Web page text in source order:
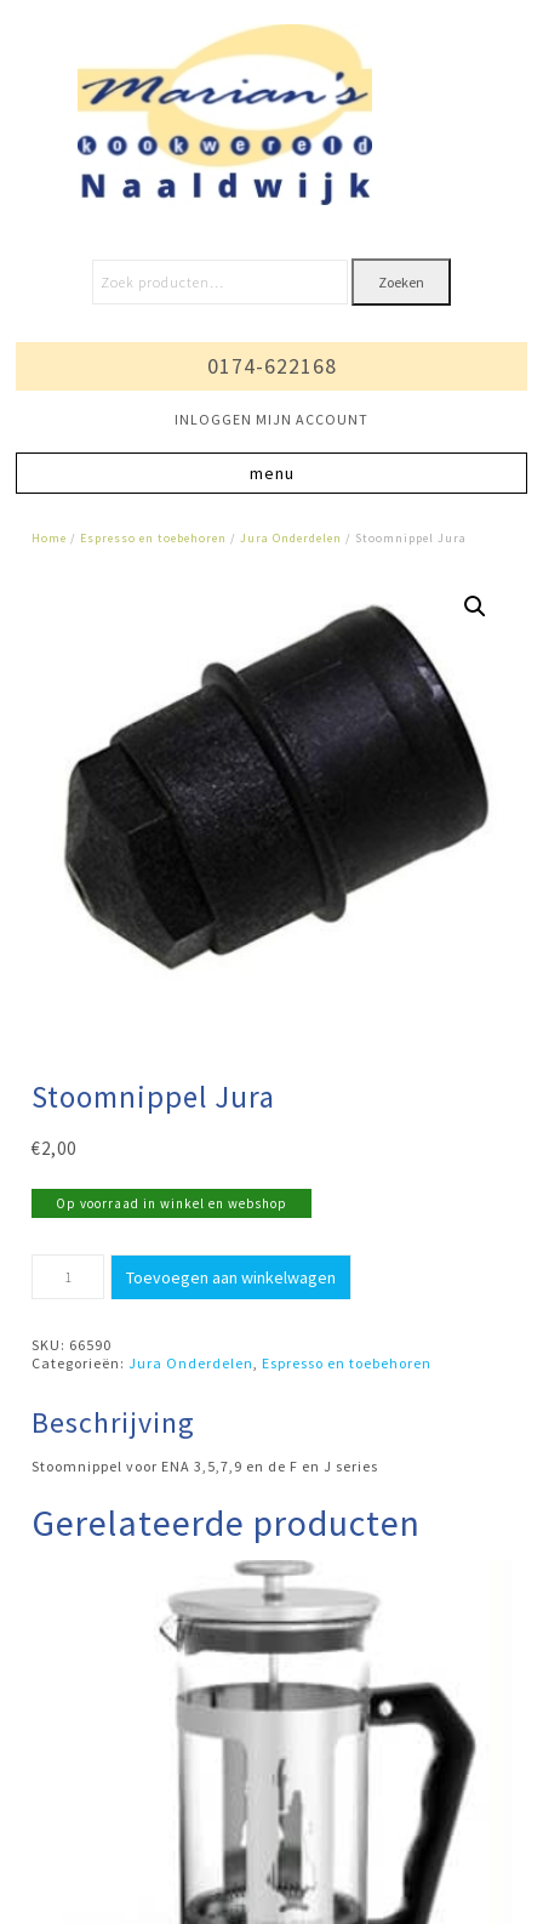
Zoeken
0174-622168
INLOGGEN MIJN ACCOUNT
Home / Espresso en toebehoren /Jura Onderdelen / Stoomnippel Jura
Stoomnippel Jura
€2,00
Op voorraad in winkel en webshop
Toevoegen aan winkelwagen
SKU: 66590
Categorieën:Jura Onderdelen ,Espresso en toebehoren
Beschrijving
Stoomnippel voor ENA 3,5,7,9 en de F en J series
Gerelateerde producten